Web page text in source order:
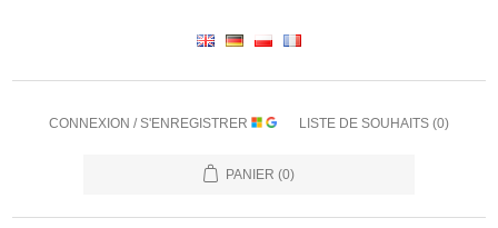
CONNEXION / S'ENREGISTRER LISTE DE SOUHAITS (0)
PANIER (0)